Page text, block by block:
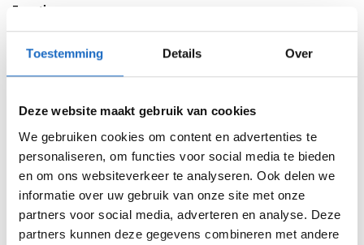
Toestemming Details Over
Deze website maakt gebruik van cookies
We gebruiken cookies om content en advertenties te
personaliseren, om functies voor social media te bieden
en om ons websiteverkeer te analyseren. Ook delen we
informatie over uw gebruik van onze site met onze
partners voor social media, adverteren en analyse. Deze
partners kunnen deze gegevens combineren met andere
Functies:
- In hoogte verstelbaar 45-65cm
- Verrijdbaar onderstel met 5 dubbele wielen
- ESD stoelen zijn geproduceerd van een zit-en rugschaal
geleidende wisselkussens stelt u uw eigen ESD werplekstoel
samen. Een stabiel, vlak uitlopend vijfteens voetkruis van
geprofileerde stalen buizen zorgt voor een stevige stand en
betrouwbare afleiding van optredende spanningen.
Specificaties